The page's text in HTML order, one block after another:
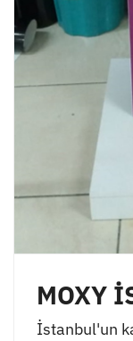
MOXY
İstanbul'un